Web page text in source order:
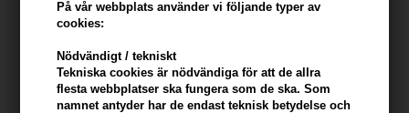
På vår webbplats använder vi följande typer av
cookies:
Nödvändigt / tekniskt
Tekniska cookies är nödvändiga för att de allra
flesta webbplatser ska fungera som de ska. Som
namnet antyder har de endast teknisk betydelse och